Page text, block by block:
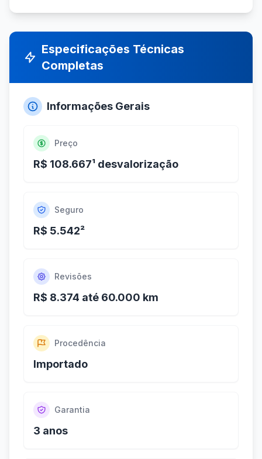
Especificações Técnicas
Completas
Informações Gerais
Preço
R$ 108.667¹ desvalorização
Seguro
R$ 5.542²
Revisões
R$ 8.374 até 60.000 km
Procedência
Importado
Garantia
3 anos